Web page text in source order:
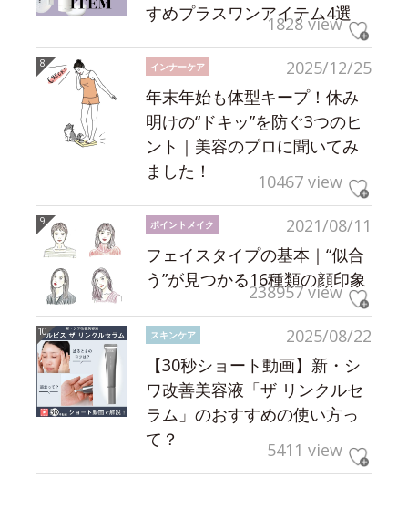
すめプラスワンアイテム4選
1828 view
2025/12/25
インナーケア
年末年始も体型キープ！休み
明けの“ドキッ”を防ぐ3つのヒ
ント｜美容のプロに聞いてみ
ました！
10467 view
2021/08/11
ポイントメイク
フェイスタイプの基本｜“似合
う”が見つかる16種類の顔印象
238957 view
2025/08/22
スキンケア
【30秒ショート動画】新・シ
ワ改善美容液「ザ リンクルセ
ラム」のおすすめの使い方っ
て？
5411 view